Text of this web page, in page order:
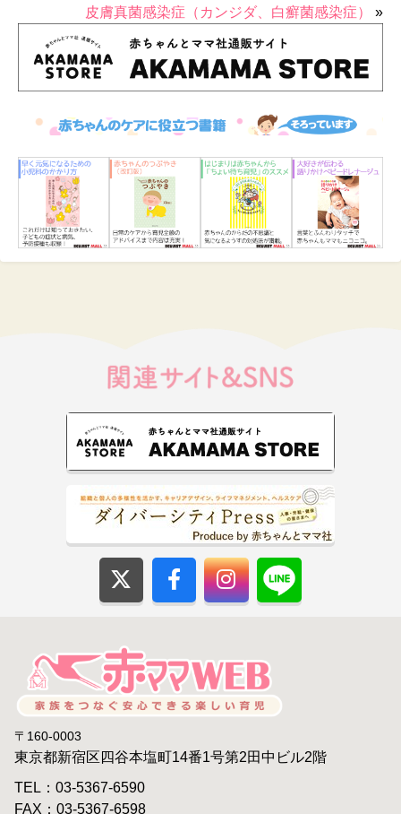
皮膚真菌感染症（カンジダ、白癬菌感染症）
»
〒160-0003
東京都新宿区四谷本塩町14番1号第2田中ビル2階
TEL：03-5367-6590
FAX：03-5367-6598